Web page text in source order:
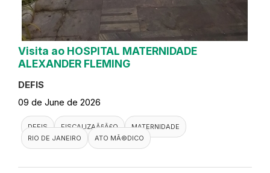
Visita ao HOSPITAL MATERNIDADE
ALEXANDER FLEMING
DEFIS
09 de June de 2026
DEFIS FISCALIZAÃ§Ã£O
MATERNIDADE
RIO DE JANEIRO
ATO MÃ©DICO